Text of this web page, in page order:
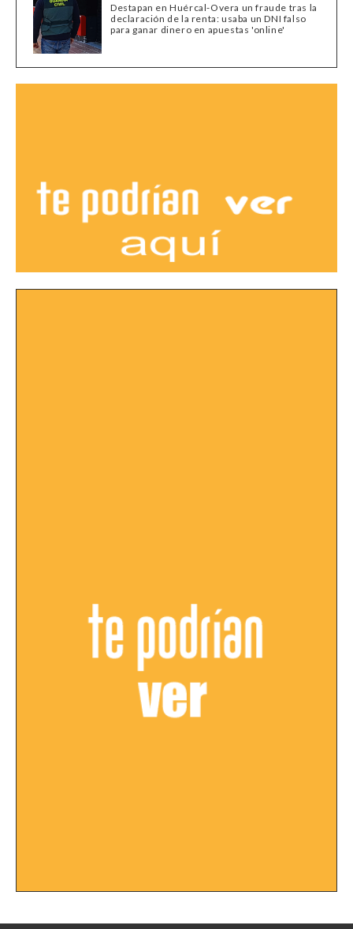
Destapan en Huércal-Overa un fraude tras la
declaración de la renta: usaba un DNI falso
para ganar dinero en apuestas 'online'